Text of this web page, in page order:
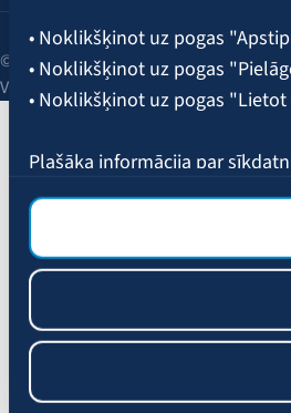
• Noklikšķinot uz pogas
• Noklikšķinot uz pogas
• Noklikšķinot uz pogas
Plašāka informācija par
© 2026 AAS BALTA | Skanstes iela 25,
Vienotais reģ. Nr. 40003049409.